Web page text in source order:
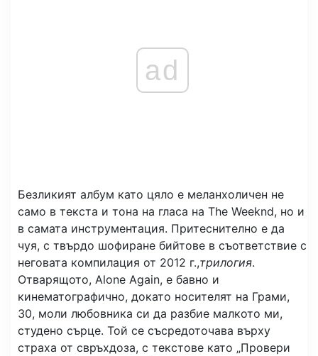
ad
Безликият албум като цяло е меланхоличен не
само в текста и тона на гласа на The Weeknd, но и
в самата инструментация. Притеснително е да
чуя, с твърдо шофиране бийтове в съответствие с
неговата компилация от 2012 г.,трилогия.
Отварящото, Alone Again, е бавно и
кинематографично, докато носителят на Грами,
30, моли любовника си да разбие малкото ми,
студено сърце. Той се съсредоточава върху
страха от свръхдоза, с текстове като „Провери